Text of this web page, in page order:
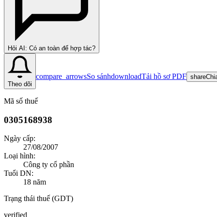
Hỏi AI: Có an toàn để hợp tác?
Theo dõi
compare_arrowsSo sánhdownloadTải hồ sơ PDF share
Mã số thuế
0305168938
Ngày cấp:
27/08/2007
Loại hình:
Công ty cổ phần
Tuổi DN:
18 năm
Trạng thái thuế (GDT)
verified